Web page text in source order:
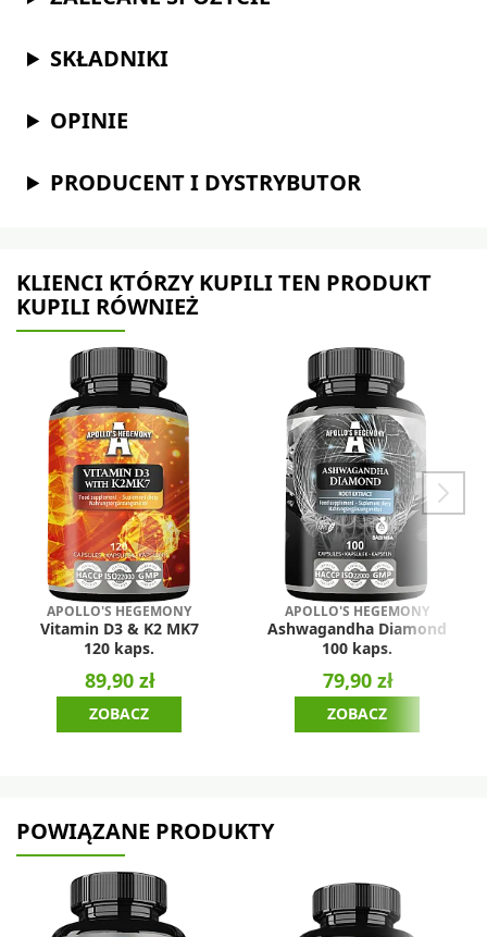
SKŁADNIKI
OPINIE
PRODUCENT I DYSTRYBUTOR
KLIENCI KTÓRZY KUPILI TEN PRODUKT
KUPILI RÓWNIEŻ
APOLLO'S HEGEMONY
Vitamin D3 & K2 MK7
120 kaps.
89,90 zł
ZOBACZ
APOLLO'S HEGEMONY
Ashwagandha Diamond
100 kaps.
79,90 zł
ZOBACZ
POWIĄZANE PRODUKTY